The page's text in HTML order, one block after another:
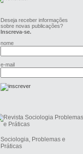
Deseja receber informações
sobre novas publicações?
Inscreva-se.
nome
e-mail
Sociologia, Problemas e
Práticas